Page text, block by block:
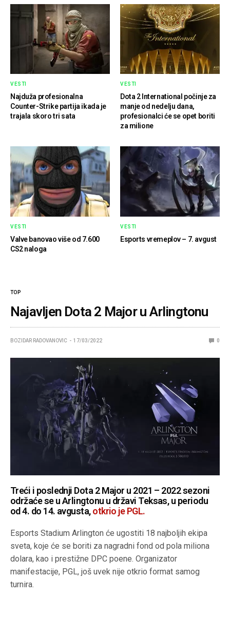
VESTI
Najduža profesionalna
Counter-Strike partija ikada je
trajala skoro tri sata
VESTI
Dota 2 International počinje za
manje od nedelju dana,
profesionalci će se opet boriti
za milione
VESTI
Valve banovao više od 7.600
CS2 naloga
VESTI
Esports vremeplov – 7. avgust
TOP
Najavljen Dota 2 Major u Arlingtonu
BOZIDAR RADOVANOVIC 17/03/2022 0
Treći i poslednji Dota 2 Major u 2021 – 2022 sezoni
održaće se u Arlingtonu u državi Teksas, u periodu
od 4. do 14. avgusta,otkrio je PGL.
Esports Stadium Arlington će ugostiti 18 najboljih ekipa
sveta, koje će se boriti za nagradni fond od pola miliona
dolara, kao i prestižne DPC poene. Organizator
manifestacije, PGL, još uvek nije otkrio format samog
turnira.